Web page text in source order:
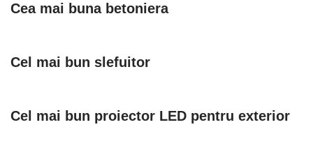
Cea mai buna betoniera
Cel mai bun slefuitor
Cel mai bun proiector LED pentru exterior